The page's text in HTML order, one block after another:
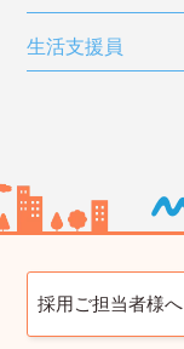
生活支援員
採用ご担当者様へ